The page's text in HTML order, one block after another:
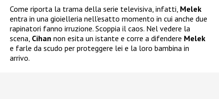
Come riporta la trama della serie televisiva, infatti, Melek
entra in una gioielleria nell’esatto momento in cui anche due
rapinatori fanno irruzione. Scoppia il caos. Nel vedere la
scena, Cihan non esita un istante e corre a difendere Melek
e farle da scudo per proteggere lei e la loro bambina in
arrivo.